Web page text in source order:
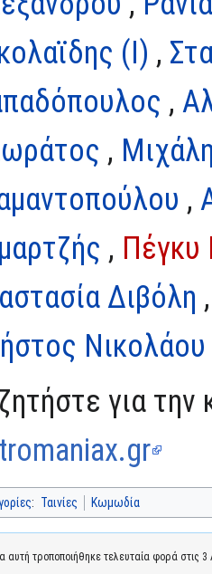
(I) ,
,
,
,
, Πέγκυ
Διβόλη
Νικολάου
για την
: Ταινίες Κωμωδία
αυτή τροποποιήθηκε τελευταία φορά στις 3